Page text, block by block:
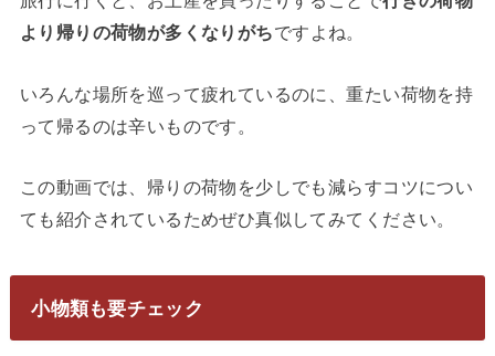
より帰りの荷物が多くなりがちですよね。
いろんな場所を巡って疲れているのに、重たい荷物を持
って帰るのは辛いものです。
この動画では、帰りの荷物を少しでも減らすコツについ
ても紹介されているためぜひ真似してみてください。
小物類も要チェック